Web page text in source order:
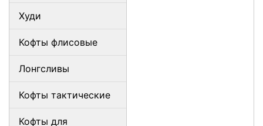
Худи
Кофты флисовые
Лонгсливы
Кофты тактические
Кофты для